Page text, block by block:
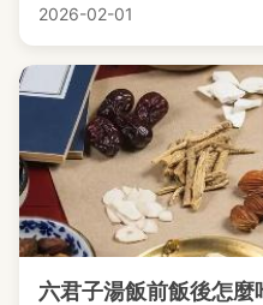
2026-02-01
六君子湯飯前飯後怎